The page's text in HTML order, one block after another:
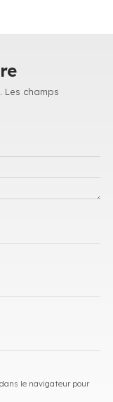
Les champs
le navigateur pour